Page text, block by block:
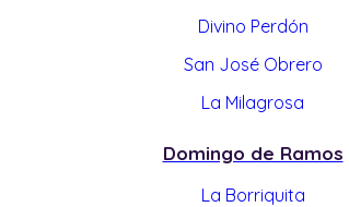
Divino Perdón
San José Obrero
La Milagrosa
Domingo de Ramos
La Borriquita